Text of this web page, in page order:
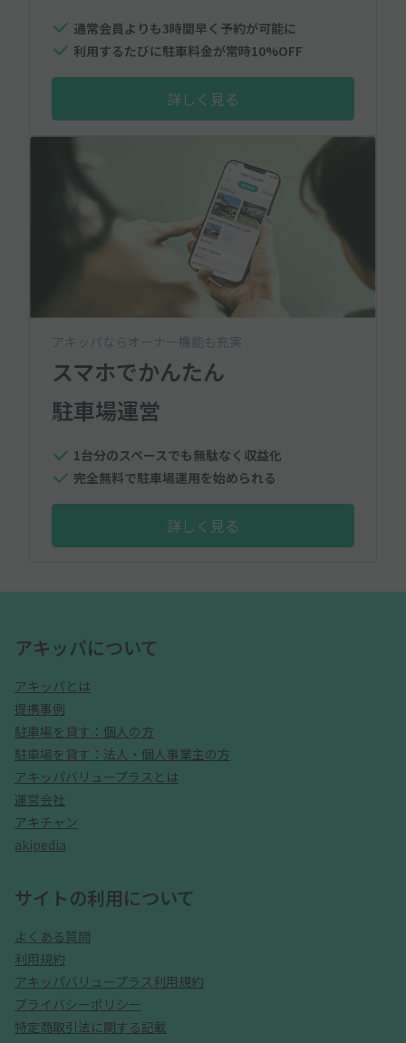
通常会員よりも3時間早く予約が可能に
利用するたびに駐車料金が常時10%OFF
詳しく見る
アキッパならオーナー機能も充実
スマホでかんたん
駐車場運営
1台分のスペースでも無駄なく収益化
完全無料で駐車場運用を始められる
詳しく見る
アキッパについて
アキッパとは
提携事例
駐車場を貸す：個人の方
駐車場を貸す：法人・個人事業主の方
アキッパバリュープラスとは
運営会社
アキチャン
akipedia
サイトの利用について
よくある質問
利用規約
アキッパバリュープラス利用規約
プライバシーポリシー
特定商取引法に関する記載